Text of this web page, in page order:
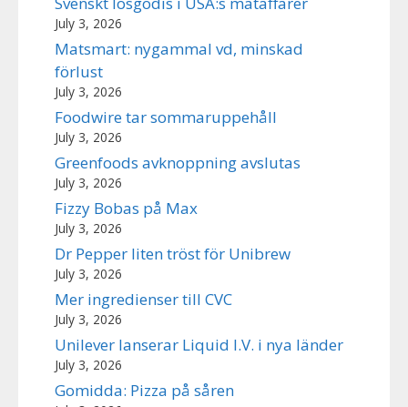
July 3, 2026
Matsmart: nygammal vd, minskad
förlust
July 3, 2026
Foodwire tar sommaruppehåll
July 3, 2026
Greenfoods avknoppning avslutas
July 3, 2026
Fizzy Bobas på Max
July 3, 2026
Dr Pepper liten tröst för Unibrew
July 3, 2026
Mer ingredienser till CVC
July 3, 2026
Unilever lanserar Liquid I.V. i nya länder
July 3, 2026
Gomidda: Pizza på såren